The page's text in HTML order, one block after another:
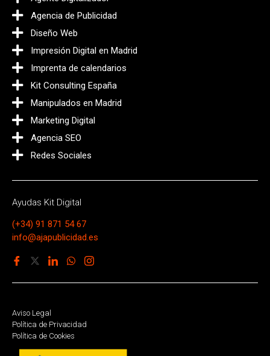
Agencia de Publicidad
Diseño Web
Impresión Digital en Madrid
Imprenta de calendarios
Kit Consulting España
Manipulados en Madrid
Marketing Digital
Agencia SEO
Redes Sociales
Ayudas Kit Digital
(+34) 91 871 54 67
info@ajapublicidad.es
Aviso Legal
Política de Privacidad
Política de Cookies